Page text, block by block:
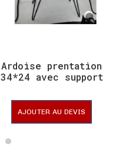
Ardoise prentation
34*24 avec support
AJOUTER AU DEVIS